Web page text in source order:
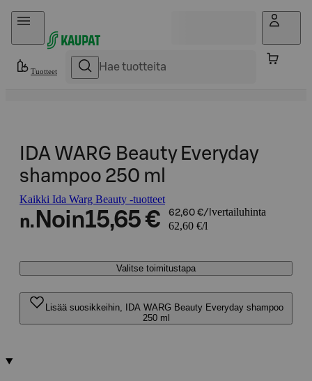
Hyppää sisältöön
Tuotteet
IDA WARG Beauty Everyday
shampoo 250 ml
Kaikki Ida Warg Beauty -tuotteet
n. Noin15,65 € 62,60 €/l vertailuhinta
62,60 €/l
Valitse toimitustapa
Lisää suosikkeihin, IDA WARG Beauty Everyday shampoo
250 ml